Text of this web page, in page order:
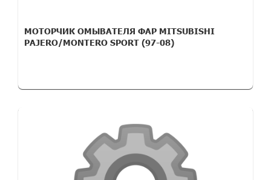
МОТОРЧИК ОМЫВАТЕЛЯ ФАР MITSUBISHI
PAJERO/MONTERO SPORT (97-08)